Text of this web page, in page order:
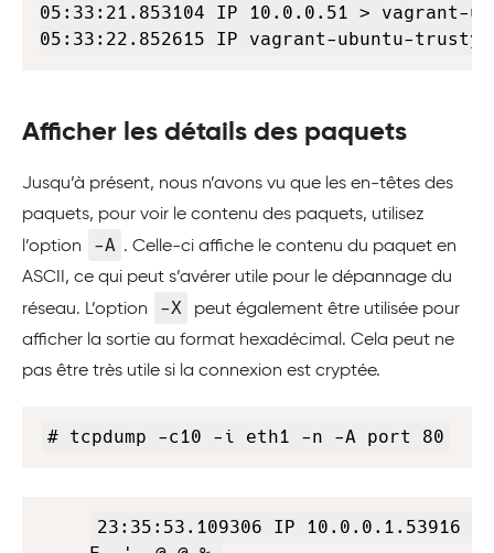
05:33:21.853104 IP 10.0.0.51 > vagrant-
05:33:22.852615 IP vagrant-ubuntu-
Afficher les détails des paquets
Jusqu’à présent, nous n’avons vu que les en-têtes des
paquets, pour voir le contenu des paquets, utilisez
l’option
-A . Celle-ci affiche le contenu du paquet en
ASCII, ce qui peut s’avérer utile pour le dépannage du
réseau. L’option
-X
peut également être utilisée pour
afficher la sortie au format hexadécimal. Cela peut ne
pas être très utile si la connexion est cryptée.
# tcpdump -c10 -i eth1 -n -A port 80
23:35:53.109306 IP 10.0.0.1.53916